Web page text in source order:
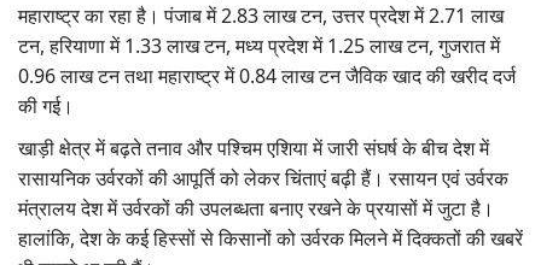
Language
English Hindi
महाराष्ट्र का रहा है। पंजाब में 2.83 लाख टन, उत्तर प्रदेश में 2.71 लाख
टन, हरियाणा में 1.33 लाख टन, मध्य प्रदेश में 1.25 लाख टन, गुजरात में
0.96 लाख टन तथा महाराष्ट्र में 0.84 लाख टन जैविक खाद की खरीद दर्ज
की गई।
खाड़ी क्षेत्र में बढ़ते तनाव और पश्चिम एशिया में जारी संघर्ष के बीच देश में
रासायनिक उर्वरकों की आपूर्ति को लेकर चिंताएं बढ़ी हैं। रसायन एवं उर्वरक
मंत्रालय देश में उर्वरकों की उपलब्धता बनाए रखने के प्रयासों में जुटा है।
हालांकि, देश के कई हिस्सों से किसानों को उर्वरक मिलने में दिक्कतों की खबरें